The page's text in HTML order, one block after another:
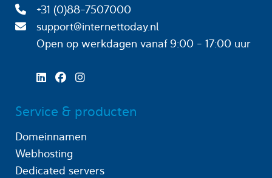
+31 (0)88-7507000
support@internettoday.nl
Open op werkdagen
vanaf 9:00 - 17:00 uur
Service & producten
Domeinnamen
Webhosting
Dedicated servers